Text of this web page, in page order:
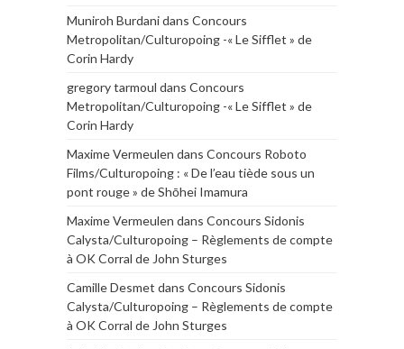
Muniroh Burdanidans Concours
Metropolitan/Culturopoing -« Le Sifflet » de
Corin Hardy
gregory tarmoul dans Concours
Metropolitan/Culturopoing -« Le Sifflet » de
Corin Hardy
Maxime Vermeulen dans Concours Roboto
Films/Culturopoing : « De l’eau tiède sous un
pont rouge » de Shōhei Imamura
Maxime Vermeulen dans Concours Sidonis
Calysta/Culturopoing – Règlements de compte
à OK Corral de John Sturges
Camille Desmet dans Concours Sidonis
Calysta/Culturopoing – Règlements de compte
à OK Corral de John Sturges